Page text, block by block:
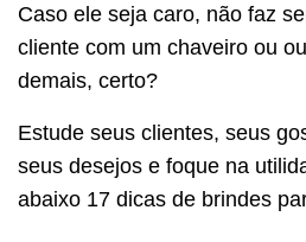
Caso ele seja caro, não faz
cliente com um chaveiro ou
demais, certo?
Estude seus clientes, seus
seus desejos e foque na
abaixo 17 dicas de brindes